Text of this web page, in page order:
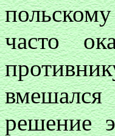
часто
решение